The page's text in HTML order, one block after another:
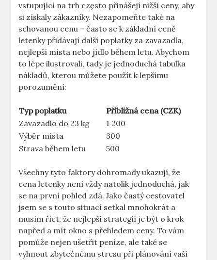
vstupující na trh często přinášejí nižší ceny, aby
si získaly zákazníky. Nezapomeňte také na
schovanou cenu – často se k základní ceně
letenky přidávají další poplatky za zavazadla,
nejlepší místa nebo jídlo během letu. Abychom
to lépe ilustrovali, tady je jednoduchá tabulka
nákladů, kterou můžete použít k lepšímu
porozumění:
Typ poplatku
Přibližná cena (CZK)
Zavazadlo do 23 kg
1 200
Výběr místa
300
Strava během letu
500
Všechny tyto faktory dohromady ukazují, že
cena letenky není vždy natolik jednoduchá, jak
se na první pohled zdá. Jako častý cestovatel
jsem se s touto situací setkal mnohokrát a
musím říct, že nejlepší strategií je být o krok
napřed a mít okno s přehledem ceny. To vám
pomůže nejen ušetřit peníze, ale také se
vyhnout zbytečnému stresu při plánování vaší